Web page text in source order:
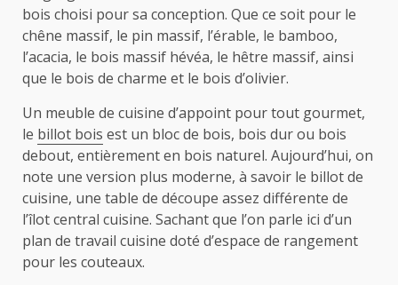
bois choisi pour sa conception. Que ce soit pour le
chêne massif, le pin massif, l’érable, le bamboo,
l’acacia, le bois massif hévéa, le hêtre massif, ainsi
que le bois de charme et le bois d’olivier.
Un meuble de cuisine d’appoint pour tout gourmet,
le billot bois est un bloc de bois, bois dur ou bois
debout, entièrement en bois naturel. Aujourd’hui, on
note une version plus moderne, à savoir le billot de
cuisine, une table de découpe assez différente de
l’îlot central cuisine. Sachant que l’on parle ici d’un
plan de travail cuisine doté d’espace de rangement
pour les couteaux.